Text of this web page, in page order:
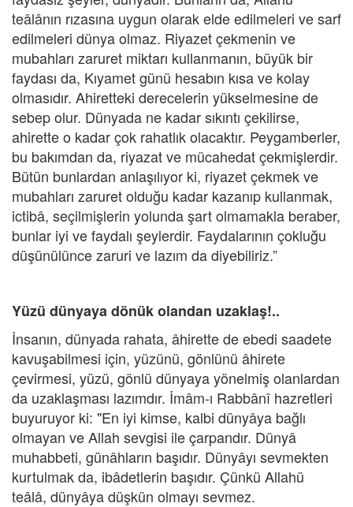
teâlânın rızasına uygun olarak elde edilmeleri ve sarf
edilmeleri dünya olmaz. Riyazet çekmenin ve
mubahları zaruret miktarı kullanmanın, büyük bir
faydası da, Kıyamet günü hesabın kısa ve kolay
olmasıdır. Ahiretteki derecelerin yükselmesine de
sebep olur. Dünyada ne kadar sıkıntı çekilirse,
ahirette o kadar çok rahatlık olacaktır. Peygamberler,
bu bakımdan da, riyazat ve mücahedat çekmişlerdir.
Bütün bunlardan anlaşılıyor ki, riyazet çekmek ve
mubahları zaruret olduğu kadar kazanıp kullanmak,
ictibâ, seçilmişlerin yolunda şart olmamakla beraber,
bunlar iyi ve faydalı şeylerdir. Faydalarının çokluğu
düşünülünce zaruri ve lazım da diyebiliriz.”
Yüzü dünyaya dönük olandan uzaklaş!..
İnsanın, dünyada rahata, âhirette de ebedi saadete
kavuşabilmesi için, yüzünü, gönlünü âhirete
çevirmesi, yüzü, gönlü dünyaya yönelmiş olanlardan
da uzaklaşması lazımdır. İmâm-ı Rabbânî hazretleri
buyuruyor ki: "En iyi kimse, kalbi dünyâya bağlı
olmayan ve Allah sevgisi ile çarpandır. Dünyâ
muhabbeti, günâhların başıdır. Dünyâyı sevmekten
kurtulmak da, ibâdetlerin başıdır. Çünkü Allahü
teâlâ, dünyâya düşkün olmayı sevmez.